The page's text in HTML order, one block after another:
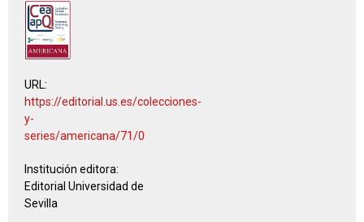
URL:
https://editorial.us.es/colecciones-
y-
series/americana/71/0
Institución editora:
Editorial Universidad de
Sevilla